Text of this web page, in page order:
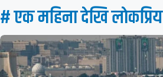
# एक महिना देखि लाेकप्रिय